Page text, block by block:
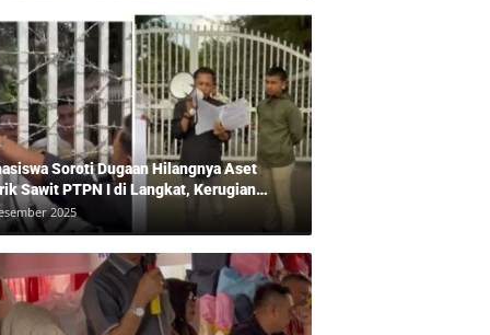
Soroti Dugaan Hilangnya Aset
Sawit PTPN I di Langkat, Kerugian
Ditaksir Rp20 Miliar
2025